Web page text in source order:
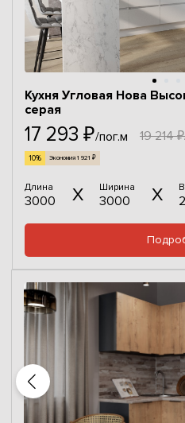
Кухня Угловая Нова
серая
17 293 ₽/пог.м 19 214
10% Экономия 1 921 ₽
Длина
3000
Ширина
3000